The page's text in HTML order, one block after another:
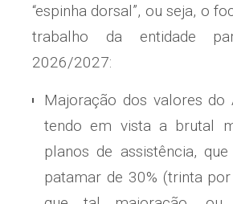
“espinha dorsal”, ou seja, o
trabalho da entidade
2026/2027:
Majoração dos valores do
tendo em vista a brutal
planos de assistência,
patamar de 30% (trinta